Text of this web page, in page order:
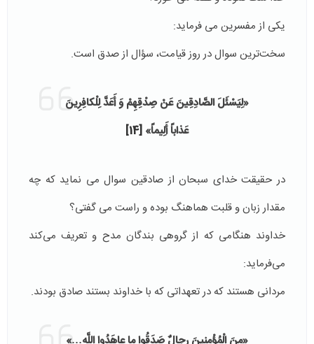
یکی از مفسرین می فرماید:
سخت‌ترین سوال در روز قیامت، سؤال از صدق است.
«لِيَسْئَلَ الصَّادِقِينَ عَنْ صِدْقِهِمْ وَ أَعَدَّ لِلْكافِرِينَ
عَذاباً أَلِيماً» [14]
در حقیقت خدای سبحان از صادقین سوال می نماید که چه
مقدار زبان و قلبت هماهنگ بوده و راست می گفتی؟
خداوند هنگامی که از گروهی بندگان مدح و تعریف می‌کند
می‌فرماید:
مردانی هستند که در تعهداتی که با خداوند بستند صادق بودند.